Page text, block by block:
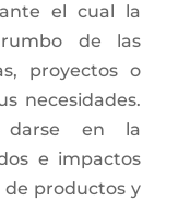
el cual la
de las
proyectos o
necesidades.
darse en la
e impactos
de productos y